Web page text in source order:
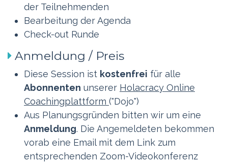
der Teilnehmenden
Bearbeitung der Agenda
Check-out Runde
Anmeldung / Preis
Diese Session ist kostenfrei für alle
Abonnenten unserer Holacracy Online
Coachingplattform ("Dojo")
Aus Planungsgründen bitten wir um eine
Anmeldung. Die Angemeldeten bekommen
vorab eine Email mit dem Link zum
entsprechenden Zoom-Videokonferenz